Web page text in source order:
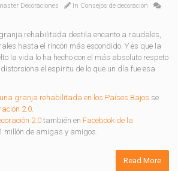
Decoraciones In Consejos de decoración
rehabilitada destila encanto a raudales,
hasta el rincón más escondido. Y es que la
la vida lo ha hecho con el más absoluto respeto
el espíritu de lo que un día fue esa
granja rehabilitada en los Países Bajos se
2.0.
2.0 también en Facebook de la
millón de amigas y amigos.
Read More